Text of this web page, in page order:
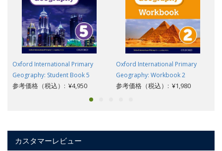
Oxford International Primary
Geography: Student Book 5
参考価格（税込）: ¥4,950
Oxford International Primary
Geography: Workbook 2
参考価格（税込）: ¥1,980
カスタマーレビュー